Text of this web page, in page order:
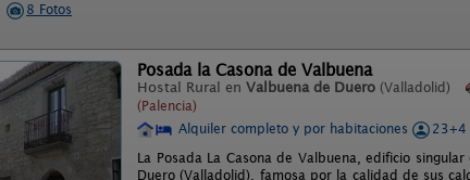
8 Fotos
Posada la Casona de Valbuena
Hostal Rural en Valbuena de Duero (Valladolid)
(Palencia)
Alquiler completo y por habitaciones 23+4
La Posada La Casona de Valbuena, edificio
Duero (Valladolid), famosa por la calidad de sus